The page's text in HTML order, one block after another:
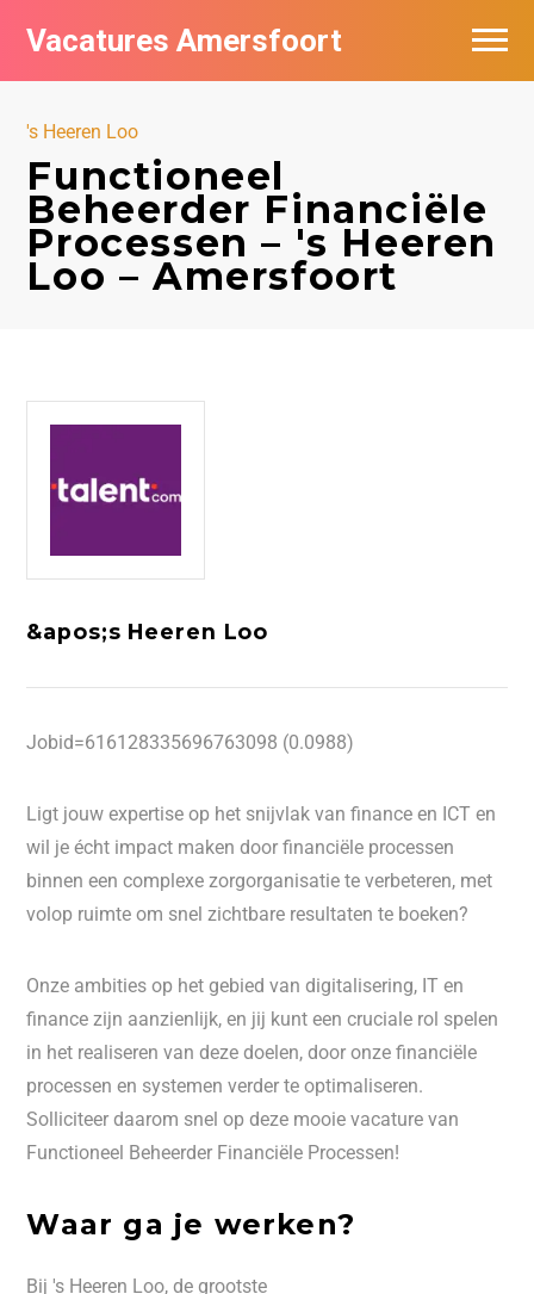
Vacatures Amersfoort
's Heeren Loo
Functioneel
Beheerder Financiële
Processen – 's Heeren
Loo – Amersfoort
&apos;s Heeren Loo
Jobid=616128335696763098 (0.0988)
Ligt jouw expertise op het snijvlak van finance en ICT en
wil je écht impact maken door financiële processen
binnen een complexe zorgorganisatie te verbeteren, met
volop ruimte om snel zichtbare resultaten te boeken?
Onze ambities op het gebied van digitalisering, IT en
finance zijn aanzienlijk, en jij kunt een cruciale rol spelen
in het realiseren van deze doelen, door onze financiële
processen en systemen verder te optimaliseren.
Solliciteer daarom snel op deze mooie vacature van
Functioneel Beheerder Financiële Processen!
Waar ga je werken?
Bij 's Heeren Loo, de grootste
Vacatures per bedrijf
Nieuwsbrief feed